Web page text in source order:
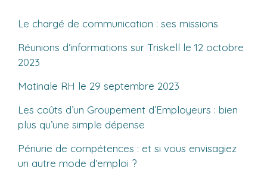
Le chargé de communication : ses missions
Réunions d’informations sur Triskell le 12 octobre
2023
Matinale RH le 29 septembre 2023
Les coûts d’un Groupement d’Employeurs : bien
plus qu’une simple dépense
Pénurie de compétences : et si vous envisagiez
un autre mode d’emploi ?